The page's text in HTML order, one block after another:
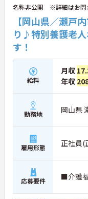
名称非公開 ※詳細はお問
【岡山県／瀬戸
り♪特別養護老
す！
給料
月収
年収
勤務地 岡山県
雇用形態 正社員(
応募要件 ■介護